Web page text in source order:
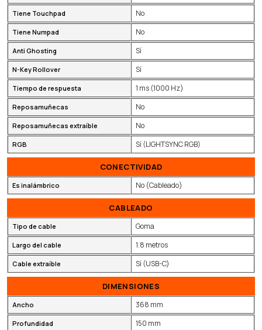
Tiene Touchpad No
Tiene Numpad No
Anti Ghosting Sí
N-Key Rollover Sí
Tiempo de respuesta 1 ms (1000 Hz)
Reposamuñecas No
Reposamuñecas extraíble No
RGB Sí (LIGHTSYNC RGB)
CONECTIVIDAD
Es inalámbrico No (Cableado)
CABLEADO
Tipo de cable Goma
Largo del cable 1.8 metros
Cable extraíble Sí (USB-C)
DIMENSIONES
Ancho 368 mm
Profundidad 150 mm